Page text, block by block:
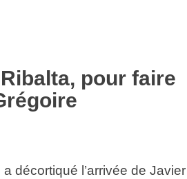
pour faire
décortiqué l’arrivée de Javier